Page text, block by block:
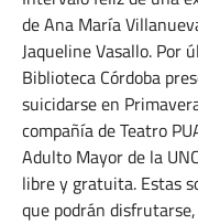
de Ana María
Jaqueline Vasallo. Por
Biblioteca Córdoba
suicidarse en
compañía de Teatro
Adulto Mayor de la
libre y gratuita. Estas
que podrán